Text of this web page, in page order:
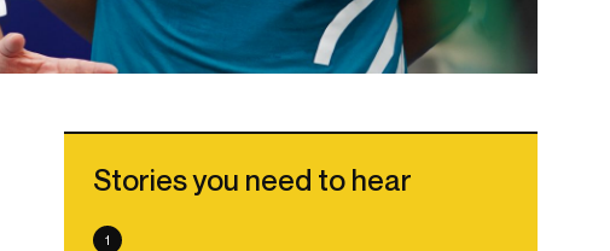
Stories you need to hear
1